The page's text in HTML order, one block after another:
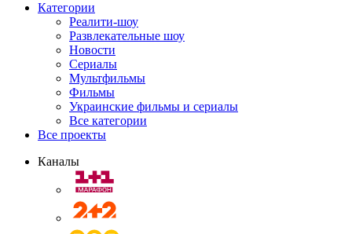
Категории
Реалити-шоу
Развлекательные шоу
Новости
Сериалы
Мультфильмы
Фильмы
Украинские фильмы и сериалы
Все категории
Все проекты
Каналы